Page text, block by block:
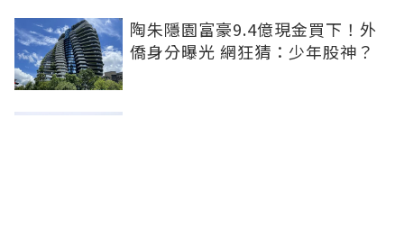
陶朱隱園富豪9.4億現金買下！外
僑身分曝光 網狂猜：少年股神？